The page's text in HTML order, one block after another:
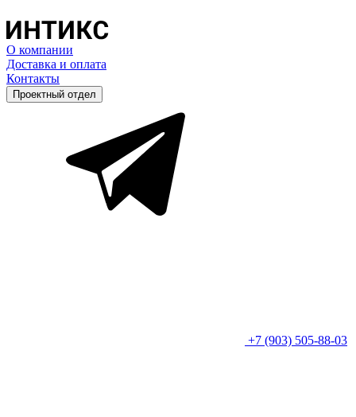
О компании
Доставка и оплата
Контакты
Проектный отдел
+7 (903) 505-88-03